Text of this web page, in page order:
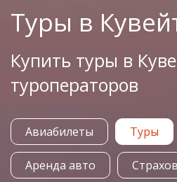
Туры в
Купить туры в
туроператоров
Авиабилеты Туры
Аренда авто